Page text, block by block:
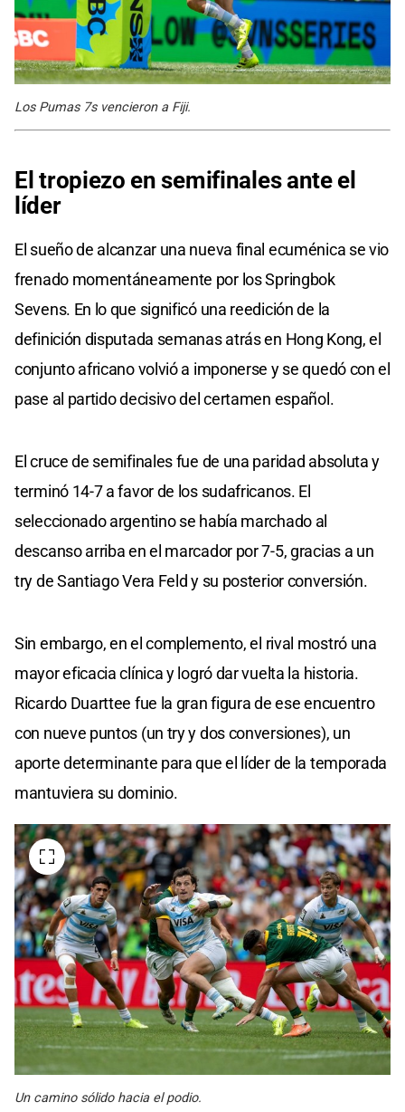
Los Pumas 7s vencieron a Fiji.
El tropiezo en semifinales ante el
líder
El sueño de alcanzar una nueva final ecuménica se vio
frenado momentáneamente por los Springbok
Sevens. En lo que significó una reedición de la
definición disputada semanas atrás en Hong Kong, el
conjunto africano volvió a imponerse y se quedó con el
pase al partido decisivo del certamen español.
El cruce de semifinales fue de una paridad absoluta y
terminó 14-7 a favor de los sudafricanos. El
seleccionado argentino se había marchado al
descanso arriba en el marcador por 7-5, gracias a un
try de Santiago Vera Feld y su posterior conversión.
Sin embargo, en el complemento, el rival mostró una
mayor eficacia clínica y logró dar vuelta la historia.
Ricardo Duarttee fue la gran figura de ese encuentro
con nueve puntos (un try y dos conversiones), un
aporte determinante para que el líder de la temporada
mantuviera su dominio.
Un camino sólido hacia el podio.